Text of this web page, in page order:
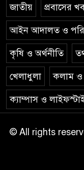
জাতীয় প্রবাসের
আইন আদালত ও
কৃষি ও অর্থনীতি
খেলাধুলা কলাম ও
ক্যাম্পাস ও
© All rights